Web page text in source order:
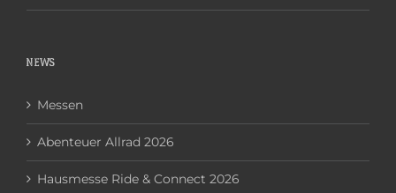
NEWS
Messen
Abenteuer Allrad 2026
Hausmesse Ride & Connect 2026